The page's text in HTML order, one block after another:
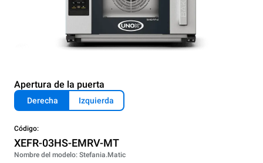
Apertura de la puerta
Derecha Izquierda
Código:
XEFR-03HS-EMRV-MT
Nombre del modelo: Stefania.Matic